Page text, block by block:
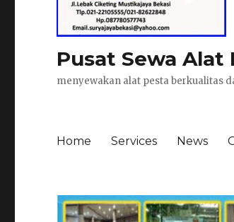
Pusat Sewa Alat
menyewakan alat pesta berkualitas
Home Services News